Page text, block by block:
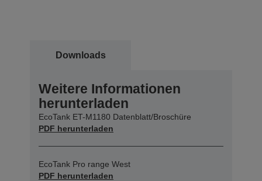
Downloads
Weitere Informationen
herunterladen
EcoTank ET-M1180 Datenblatt/Broschüre
PDF herunterladen
EcoTank Pro range West
PDF herunterladen